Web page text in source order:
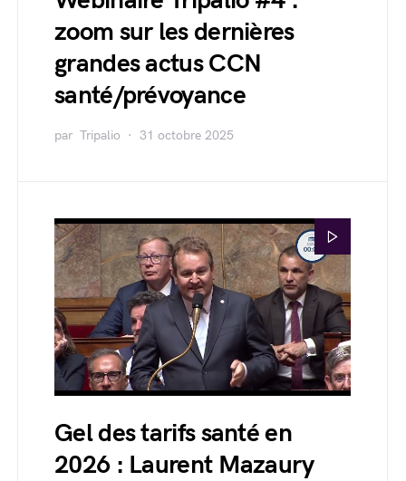
zoom sur les dernières
grandes actus CCN
santé/prévoyance
par Tripalio 31 octobre 2025
Gel des tarifs santé en
2026 : Laurent Mazaury